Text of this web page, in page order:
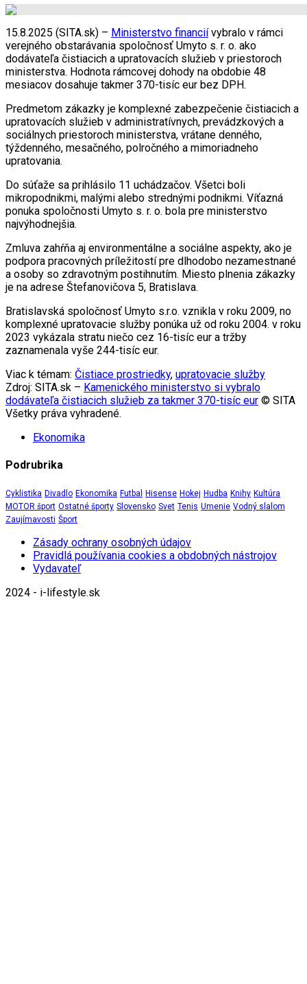
15.8.2025 (SITA.sk) – Ministerstvo financiívybralo v rámci
verejného obstarávania spoločnosť Umyto s. r. o. ako
dodávateľa čistiacich a upratovacích služieb v priestoroch
ministerstva. Hodnota rámcovej dohody na obdobie 48
mesiacov dosahuje takmer 370-tisíc eur bez DPH.
Predmetom zákazky je komplexné zabezpečenie čistiacich a
upratovacích služieb v administratívnych, prevádzkových a
sociálnych priestoroch ministerstva, vrátane denného,
týždenného, mesačného, polročného a mimoriadneho
upratovania.
Do súťaže sa prihlásilo 11 uchádzačov. Všetci boli
mikropodnikmi, malými alebo strednými podnikmi. Víťazná
ponuka spoločnosti Umyto s. r. o. bola pre ministerstvo
najvýhodnejšia.
Zmluva zahŕňa aj environmentálne a sociálne aspekty, ako je
podpora pracovných príležitostí pre dlhodobo nezamestnané
a osoby so zdravotným postihnutím. Miesto plnenia zákazky
je na adrese Štefanovičova 5, Bratislava.
Bratislavská spoločnosť Umyto s.r.o. vznikla v roku 2009, no
komplexné upratovacie služby ponúka už od roku 2004. v roku
2023 vykázala stratu niečo cez 16-tisíc eur a tržby
zaznamenala vyše 244-tisíc eur.
Viac k témam: Čistiace prostriedky, upratovacie služby
Zdroj: SITA.sk – Kamenického ministerstvo si vybralo
dodávateľa čistiacich služieb za takmer 370-tisíc eur © SITA
Všetky práva vyhradené.
Ekonomika
Podrubrika
Cyklistika Divadlo Ekonomika Futbal Hisense Hokej Hudba Knihy Kultúra
MOTOR šport Ostatné športy Slovensko Svet Tenis Umenie Vodný slalom
Zaujímavosti Šport
Zásady ochrany osobných údajov
Pravidlá používania cookies a obdobných nástrojov
Vydavateľ
2024 - i-lifestyle.sk